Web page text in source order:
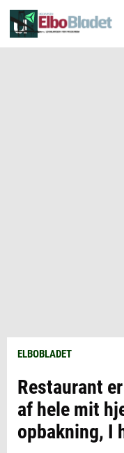
ELBOBLADET
Restaurant
af hele mit
opbakning, I